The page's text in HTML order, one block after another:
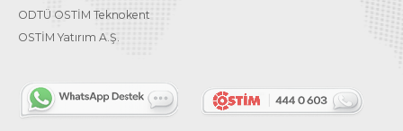
ODTÜ OSTİM Teknokent
OSTİM Yatırım A.Ş.